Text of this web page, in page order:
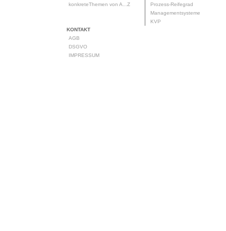
konkreteThemen von A...Z
Prozess-Reifegrad
Managementsysteme
KVP
KONTAKT
AGB
DSGVO
IMPRESSUM